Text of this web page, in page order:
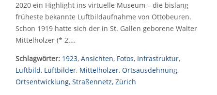
2020 ein Highlight ins virtuelle Museum – die bislang
früheste bekannte Luftbildaufnahme von Ottobeuren.
Schon 1919 hatte sich der in St. Gallen geborene Walter
Mittelholzer (* 2.…
Schlagwörter: 1923, Ansichten, Fotos, Infrastruktur,
Luftbild, Luftbilder, Mittelholzer, Ortsausdehnung,
Ortsentwicklung, Straßennetz, Zürich